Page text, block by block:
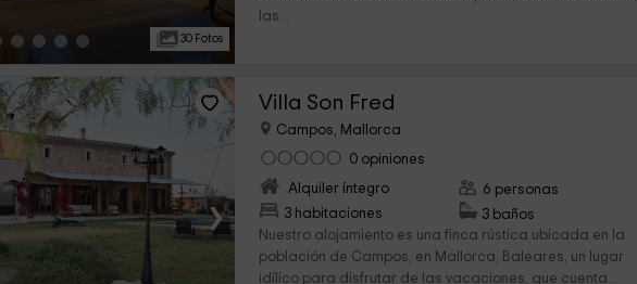
30 Fotos
las...
›
Villa Son Fred
Campos, Mallorca
0 opiniones
Alquiler íntegro
3 habitaciones
6 personas
3 baños
Nuestro alojamiento es una finca rústica ubicada en la
población de Campos, en Mallorca, Baleares, un lugar
idílico para disfrutar de las vacaciones, que cuenta...